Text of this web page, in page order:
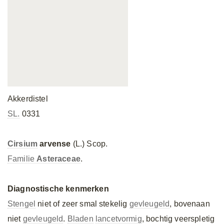
Akkerdistel
SL. 0331
Cirsium arvense (L.) Scop.
Familie Asteraceae.
Diagnostische kenmerken
Stengel niet of zeer smal stekelig gevleugeld, bovenaan
niet gevleugeld. Bladen lancetvormig, bochtig veerspletig